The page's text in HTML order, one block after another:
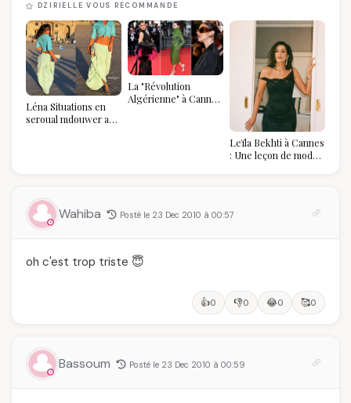
DZIRIELLE VOUS RECOMMANDE
Léna Situations en
seroual mdouwer au
La "Révolution
Algérienne" à Cannes
Leïla Bekhti à Cannes
: Une leçon de mode
Wahiba Posté le 23 Dec 2010 à 00:57
oh c'est trop triste 😇
👍0 👎0 😂0 🥰0
Bassoum Posté le 23 Dec 2010 à 00:59